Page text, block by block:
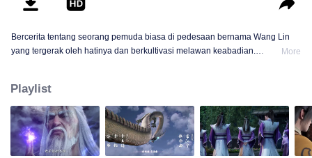
Bercerita tentang seorang pemuda biasa di pedesaan bernama Wang Lin
yang tergerak oleh hatinya dan berkultivasi melawan keabadian.
bahwa manusia dapat memasuki jalur kultivasi dengan kualifikasi yang
biasa-biasa saja. Setelah mengalami pasang surut, dengan pikirannya yang
bijak, dia secara bertahap mencapai puncak dan menjadi terkenal di dunia
kultivasi dengan kekuatannya sendiri.
More
Playlist